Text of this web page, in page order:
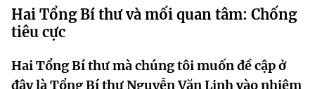
Danh mục
Trang chủ
Giới thiệu
Hai Tổng Bí thư và mối quan tâm: Chống
tiêu cực
Hai Tổng Bí thư mà chúng tôi muốn đề cập ở
đây là Tổng Bí thư Nguyễn Văn Linh vào nhiệm